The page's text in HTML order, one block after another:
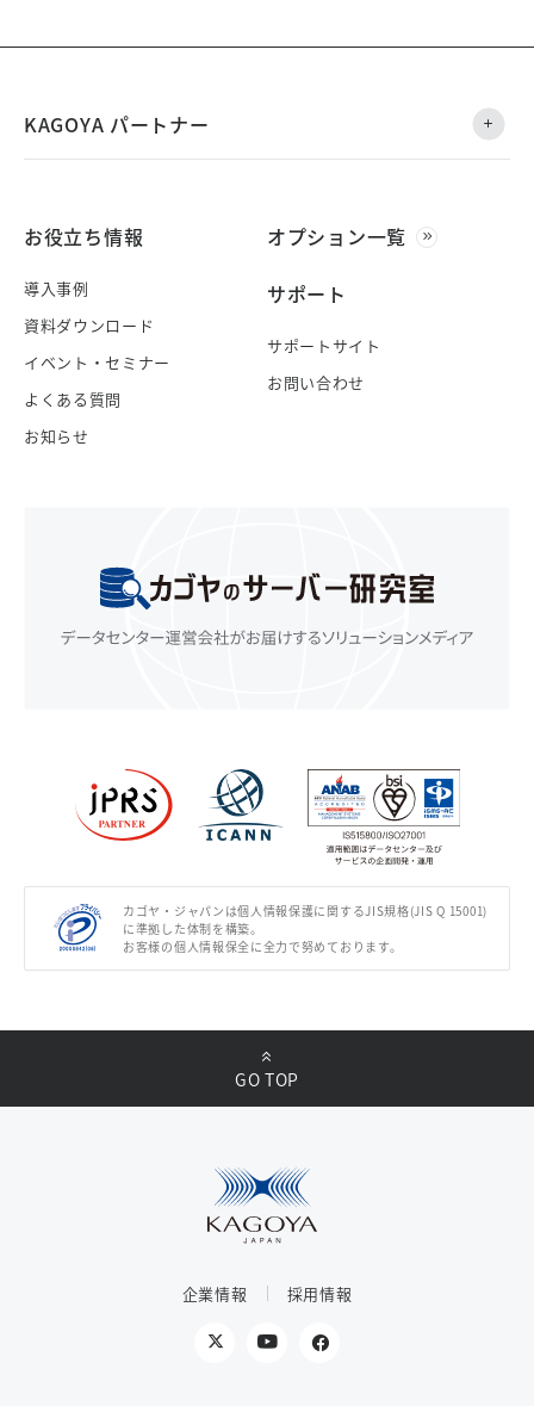
KAGOYA パートナー
お役立ち情報
導入事例
資料ダウンロード
イベント・セミナー
よくある質問
お知らせ
オプション一覧
サポート
サポートサイト
お問い合わせ
カゴヤ・ジャパンは個人情報保護に関するJIS規格(JIS Q 15001)
に準拠した体制を構築。
お客様の個人情報保全に全力で努めております。
企業情報 採用情報
GO TOP